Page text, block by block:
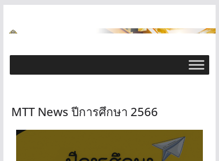
MTT News ปีการศึกษา 2566